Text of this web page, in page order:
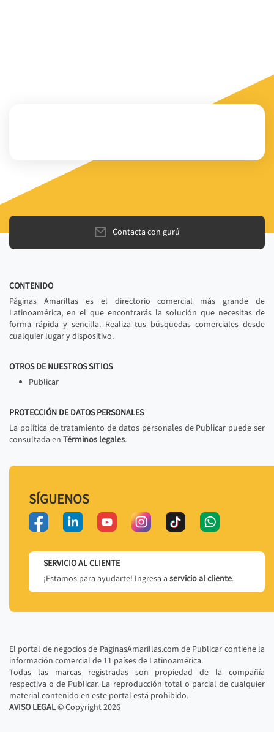
Contacta con gurú
CONTENIDO
Páginas Amarillas es el directorio comercial más grande de
Latinoamérica, en el que encontrarás la solución que necesitas de
forma rápida y sencilla. Realiza tus búsquedas comerciales desde
cualquier lugar y dispositivo.
OTROS DE NUESTROS SITIOS
Publicar
PROTECCIÓN DE DATOS PERSONALES
La política de tratamiento de datos personales de Publicar puede ser
consultada en Términos legales.
SÍGUENOS
SERVICIO AL CLIENTE
¡Estamos para ayudarte! Ingresa a servicio al cliente.
El portal de negocios de PaginasAmarillas.com de Publicar contiene la
información comercial de 11 países de Latinoamérica.
Todas las marcas registradas son propiedad de la compañía
respectiva o de Publicar. La reproducción total o parcial de cualquier
material contenido en este portal está prohibido.
AVISO LEGAL© Copyright2026